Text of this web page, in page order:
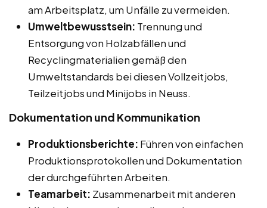
am Arbeitsplatz, um Unfälle zu vermeiden.
Umweltbewusstsein: Trennung und
Entsorgung von Holzabfällen und
Recyclingmaterialien gemäß den
Umweltstandards bei diesen Vollzeitjobs,
Teilzeitjobs und Minijobs in Neuss.
Dokumentation und Kommunikation
Produktionsberichte: Führen von einfachen
Produktionsprotokollen und Dokumentation
der durchgeführten Arbeiten.
Teamarbeit: Zusammenarbeit mit anderen